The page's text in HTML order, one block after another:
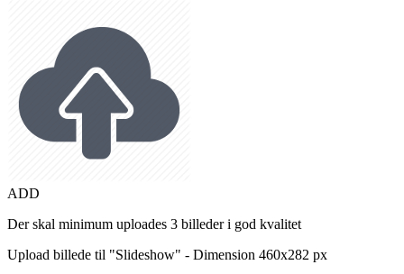
ADD
Der skal minimum uploades 3 billeder i god kvalitet
Upload billede til "Slideshow" - Dimension 460x282 px